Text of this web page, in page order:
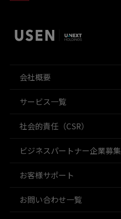
会社概要
サービス一覧
社会的責任（CSR）
ビジネスパートナー企業募集
お客様サポート
お問い合わせ一覧